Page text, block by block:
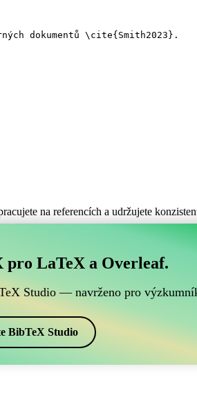
dokumentů \cite{ Smith2023 }.
na referencích a udržujete
kompatibilní s Overleafem?
s Overleafem?”
CiteDrive může být dokonalý!
tedy hledáte snadný způsob, jak
pro LaTeX a Overleaf.
Studio — navrženo pro
BibTeX Studio